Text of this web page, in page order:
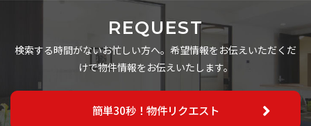
REQUEST
検索する時間がないお忙しい方へ。希望情報をお伝えいただくだ
けで物件情報をお伝えいたします。
簡単30秒！物件リクエスト